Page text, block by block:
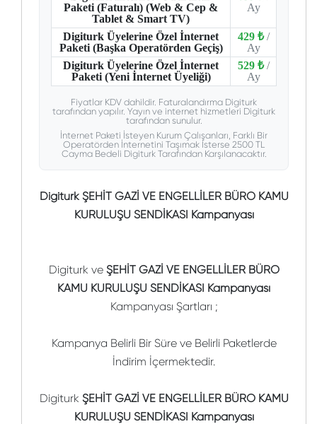
Paketi (Faturalı) (Web & Cep &
Tablet & Smart TV)
Ay
Digiturk Üyelerine Özel İnternet
Paketi (Başka Operatörden Geçiş)
429 ₺ /
Ay
Digiturk Üyelerine Özel İnternet
Paketi (Yeni İnternet Üyeliği)
529 ₺ /
Ay
Fiyatlar KDV dahildir. Faturalandırma Digiturk
tarafından yapılır. Yayın ve internet hizmetleri Digiturk
tarafından sunulur.
İnternet Paketi İsteyen Kurum Çalışanları, Farklı Bir
Operatörden İnternetini Taşımak İsterse 2500 TL
Cayma Bedeli Digiturk Tarafından Karşılanacaktır.
Digiturk ŞEHİT GAZİ VE ENGELLİLER BÜRO KAMU
KURULUŞU SENDİKASI Kampanyası
Digiturk ve ŞEHİT GAZİ VE ENGELLİLER BÜRO
KAMU KURULUŞU SENDİKASI Kampanyası
Kampanyası Şartları ;
Kampanya Belirli Bir Süre ve Belirli Paketlerde
İndirim İçermektedir.
Digiturk ŞEHİT GAZİ VE ENGELLİLER BÜRO KAMU
KURULUŞU SENDİKASI Kampanyası